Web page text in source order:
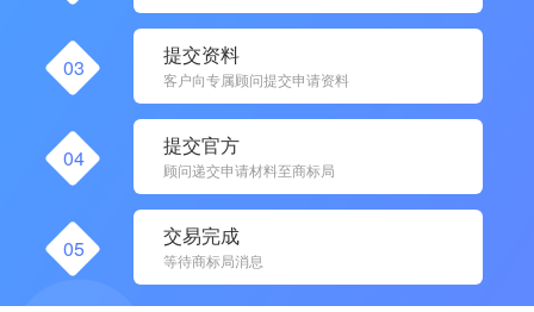
03 提交资料
客户向专属顾问提交申请资料
04 提交官方
顾问递交申请材料至商标局
05 交易完成
等待商标局消息